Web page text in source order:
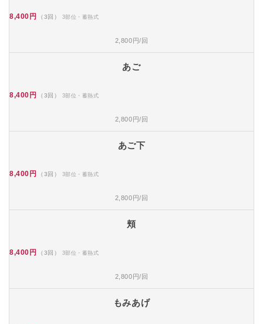
8,400円 （3回） 3部位・蓄熱式
2,800円/回
あご
8,400円 （3回） 3部位・蓄熱式
2,800円/回
あご下
8,400円 （3回） 3部位・蓄熱式
2,800円/回
頬
8,400円 （3回） 3部位・蓄熱式
2,800円/回
もみあげ